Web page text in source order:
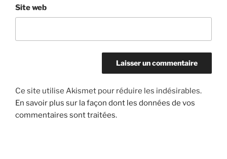
Site web
Ce site utilise Akismet pour réduire les indésirables.
En savoir plus sur la façon dont les données de vos
commentaires sont traitées.